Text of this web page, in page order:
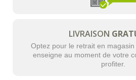
LIVRAISON
Optez pour le retrait en
enseigne au moment de votre
profiter.